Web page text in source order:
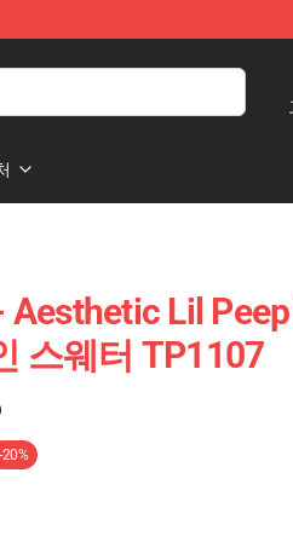
Aesthetic Lil
스웨터 TP1107
-20%